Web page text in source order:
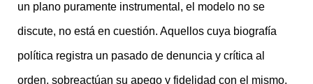
un plano puramente instrumental, el modelo no se
discute, no está en cuestión. Aquellos cuya biografía
política registra un pasado de denuncia y crítica al
orden, sobreactúan su apego y fidelidad con el mismo,